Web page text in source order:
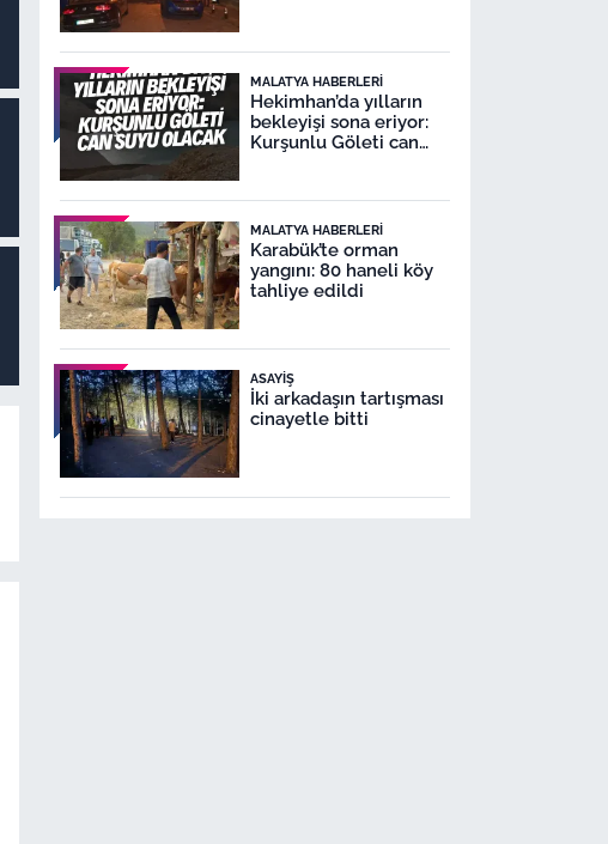
MALATYA HABERLERI
Hekimhan’da yılların
bekleyişi sona eriyor:
Kurşunlu Göleti can
MALATYA HABERLERI
Karabük’te orman
yangını: 80 haneli köy
tahliye edildi
ASAYIŞ
İki arkadaşın tartışması
cinayetle bitti